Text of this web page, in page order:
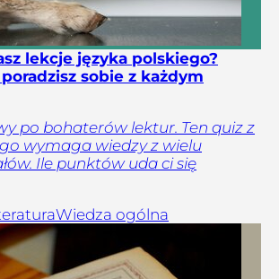
lekcje języka polskiego?
sobie z każdym
po bohaterów lektur. Ten quiz z
wymaga wiedzy z wielu
Ile punktów uda ci się
Wiedza ogólna